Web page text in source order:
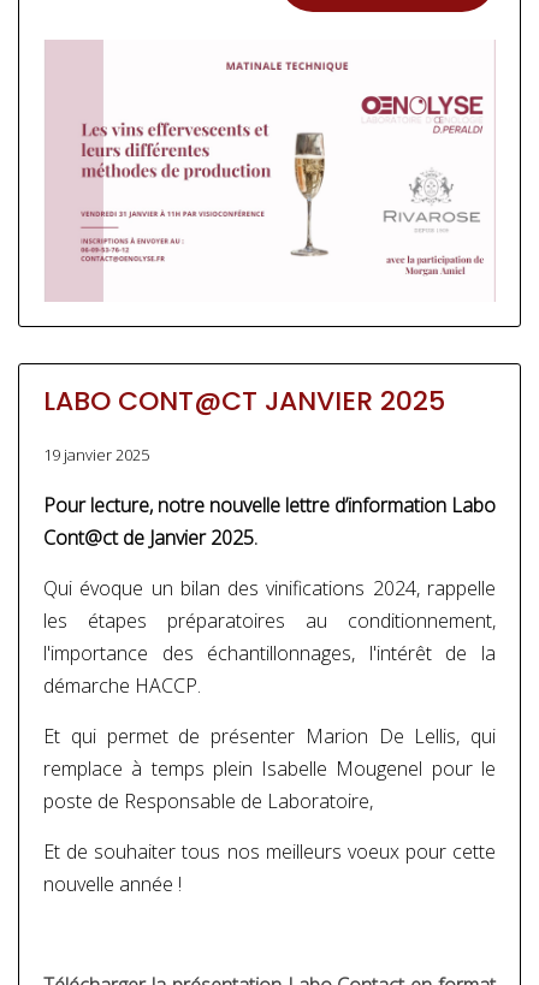
LABO CONT@CT JANVIER 2025
19 janvier 2025
Pour lecture, notre nouvelle lettre d’information Labo
Cont@ct de Janvier 2025.
Qui évoque un bilan des vinifications 2024, rappelle
les étapes préparatoires au conditionnement,
l'importance des échantillonnages, l'intérêt de la
démarche HACCP.
Et qui permet de présenter Marion De Lellis, qui
remplace à temps plein Isabelle Mougenel pour le
poste de Responsable de Laboratoire,
Et de souhaiter tous nos meilleurs voeux pour cette
nouvelle année !